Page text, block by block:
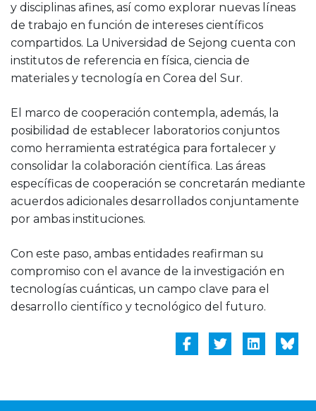
y disciplinas afines, así como explorar nuevas líneas
de trabajo en función de intereses científicos
compartidos. La Universidad de Sejong cuenta con
institutos de referencia en física, ciencia de
materiales y tecnología en Corea del Sur.
El marco de cooperación contempla, además, la
posibilidad de establecer laboratorios conjuntos
como herramienta estratégica para fortalecer y
consolidar la colaboración científica. Las áreas
específicas de cooperación se concretarán mediante
acuerdos adicionales desarrollados conjuntamente
por ambas instituciones.
Con este paso, ambas entidades reafirman su
compromiso con el avance de la investigación en
tecnologías cuánticas, un campo clave para el
desarrollo científico y tecnológico del futuro.